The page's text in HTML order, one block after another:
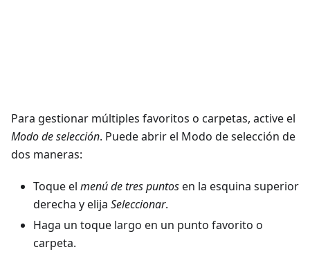
Para gestionar múltiples favoritos o carpetas, active el
Modo de selección. Puede abrir el Modo de selección de
dos maneras:
Toque el menú de tres puntosen la esquina superior
derecha y elija Seleccionar.
Haga un toque largo en un punto favorito o
carpeta.